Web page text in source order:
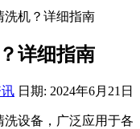
洗机？详细指南
详细指南
日期: 2024年6月21日
设备，广泛应用于各